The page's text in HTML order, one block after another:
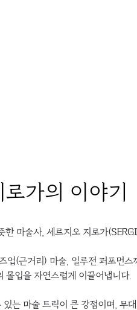
로가의 이야기
한 마술사, 세르지오 지로가(
업(근거리) 마술, 일루전 퍼포먼
몰입을 자연스럽게 이끌어냅니다.
는 마술 트릭이 큰 강점이며, 무